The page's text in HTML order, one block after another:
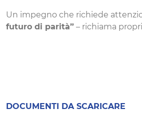
Un impegno che richiede
futuro di parità” – richiama
DOCUMENTI DA SCARICARE